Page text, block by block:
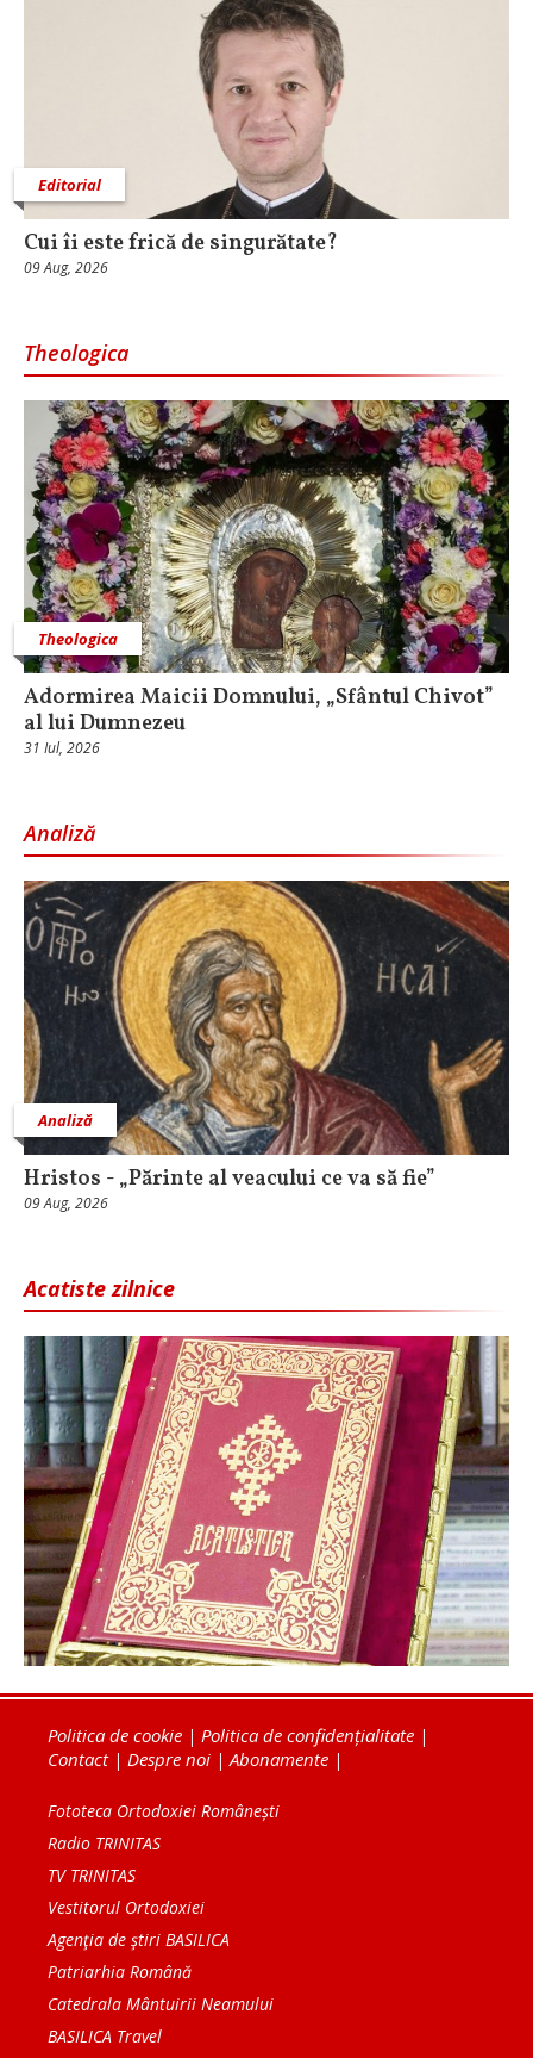
Editorial
Cui îi este frică de singurătate?
09 Aug, 2026
Theologica
Theologica
Adormirea Maicii Domnului, „Sfântul Chivot”
al lui Dumnezeu
31 Iul, 2026
Analiză
Analiză
Hristos - „Părinte al veacului ce va să fie”
09 Aug, 2026
Acatiste zilnice
Politica de cookie | Politica de confidențialitate |
Contact| Despre noi | Abonamente |
Fototeca Ortodoxiei Românești
Radio TRINITAS
TV TRINITAS
Vestitorul Ortodoxiei
Agenţia de ştiri BASILICA
Patriarhia Română
Catedrala Mântuirii Neamului
BASILICA Travel